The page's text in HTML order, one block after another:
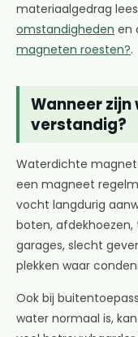
materiaalgedrag
omstandigheden en
magneten roesten?.
Wanneer
verstandig?
Waterdichte
een magneet
vocht langdurig
boten,
garages, slecht
plekken waar
Ook bij
water normaal is,